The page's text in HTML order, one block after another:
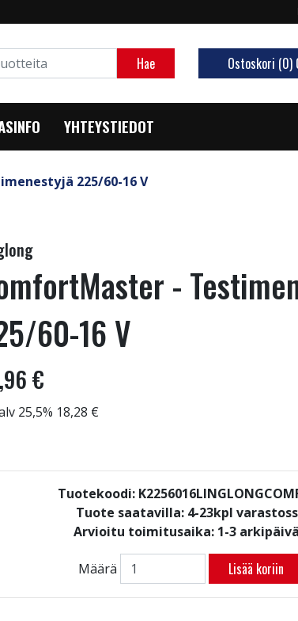
Hae Ostoskori (0)
YHTEYSTIEDOT
225/60-16 V
-
60-16 V
€
25,5% 18,28 €
Tuotekoodi:
Tuote saatavilla: 4-23kpl
Arvioitu toimitusaika: 1-3
Määrä Lisää koriin